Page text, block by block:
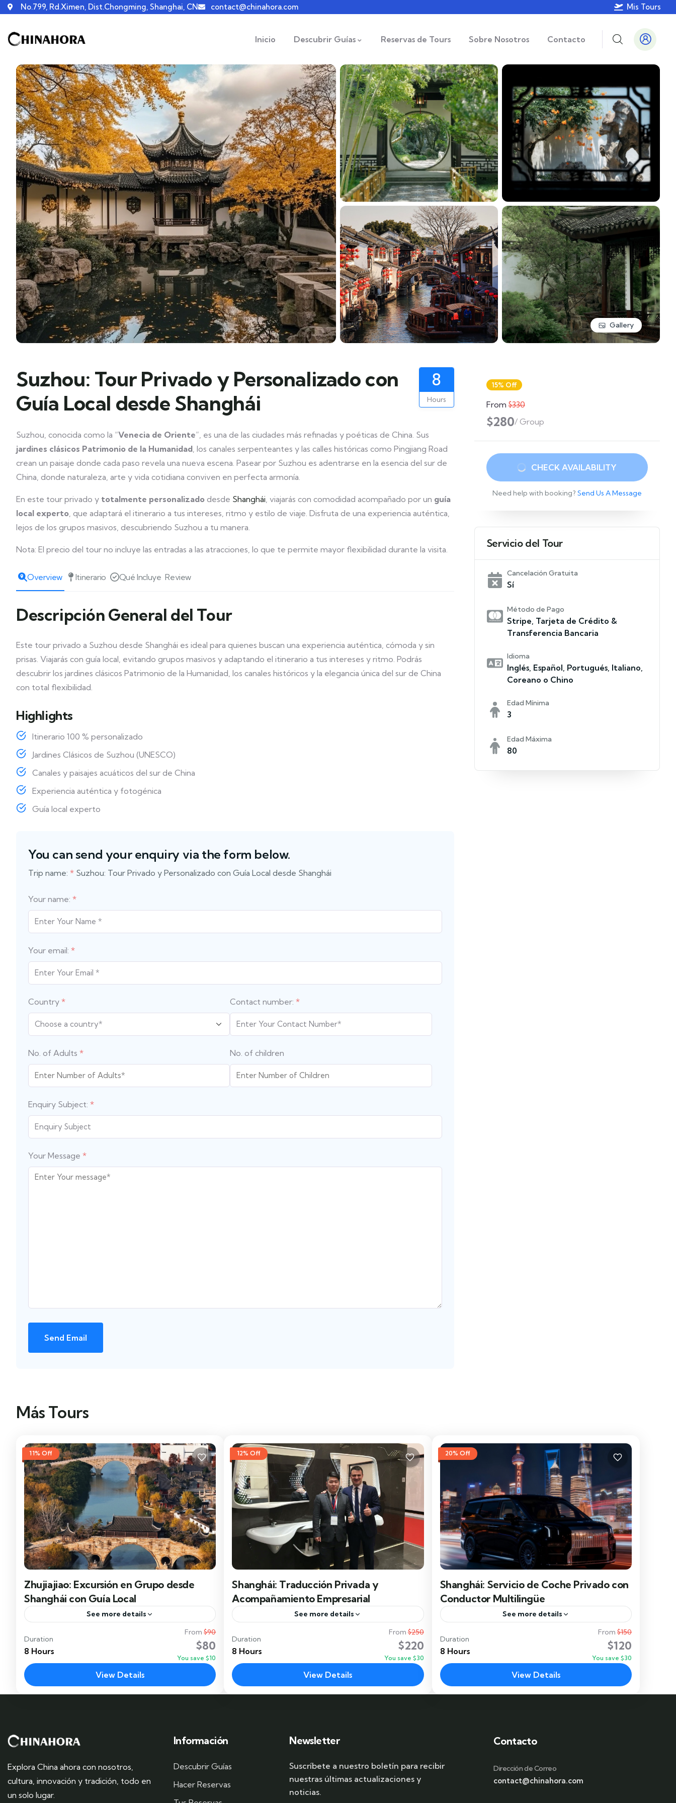
No.799, Rd.Ximen, Dist.Chongming, Shanghai, CN contact@chinahora.com Mis Tours
Inicio Descubrir Guías Reservas de Tours Sobre Nosotros Contacto
Gallery
Suzhou: Tour Privado y Personalizado con
Guía Local desde Shanghái
8
Hours
Suzhou, conocida como la “Venecia de Oriente”, es una de las ciudades más refinadas y poéticas de China. Sus
jardines clásicos Patrimonio de la Humanidad , los canales serpenteantes y las calles históricas como Pingjiang Road
crean un paisaje donde cada paso revela una nueva escena. Pasear por Suzhou es adentrarse en la esencia del sur de
China, donde naturaleza, arte y vida cotidiana conviven en perfecta armonía.
En este tour privado y totalmente personalizado desde Shanghái , viajarás con comodidad acompañado por un guía
local experto , que adaptará el itinerario a tus intereses, ritmo y estilo de viaje. Disfruta de una experiencia auténtica,
lejos de los grupos masivos, descubriendo Suzhou a tu manera.
Nota: El precio del tour no incluye las entradas a las atracciones, lo que te permite mayor flexibilidad durante la visita.
Overview Itinerario Qué Incluye Review
Descripción General del Tour
Este tour privado a Suzhou desde Shanghái es ideal para quienes buscan una experiencia auténtica, cómoda y sin
prisas. Viajarás con guía local, evitando grupos masivos y adaptando el itinerario a tus intereses y ritmo. Podrás
descubrir los jardines clásicos Patrimonio de la Humanidad, los canales históricos y la elegancia única del sur de China
con total flexibilidad.
Highlights
Itinerario 100 % personalizado
Jardines Clásicos de Suzhou (UNESCO)
Canales y paisajes acuáticos del sur de China
Experiencia auténtica y fotogénica
Guía local experto
You can send your enquiry via the form below.
Trip name: * Suzhou: Tour Privado y Personalizado con Guía Local desde Shanghái
Your name: *
Your email: *
Country * Contact number:*
No. of Adults * No. of children
Enquiry Subject: *
Your Message *
Send Email
15% Off
From $330
$280/ Group
CHECK AVAILABILITY
Need help with booking? Send Us A Message
Servicio del Tour
Cancelación Gratuita
Sí
Método de Pago
Stripe, Tarjeta de Crédito &
Transferencia Bancaria
Idioma
Inglés, Español, Portugués, Italiano,
Coreano o Chino
Edad Mínima
3
Edad Máxima
80
Más Tours
11% Off
Zhujiajiao: Excursión en Grupo desde
Shanghái con Guía Local
See more details
Descubre Zhujiajiao, uno de los pueblos acuáticos
más antiguos y mejor conservados de China,
situado a poca distancia de Shanghái. Este
encantador destino te invita...
Duration
8 Hours
From$90
$80
You save $10
View Details
12% Off
Shanghái: Traducción Privada y
Acompañamiento Empresarial
See more details
Shanghái no solo es la ciudad más grande de
China, sino también su motor comercial más
potente. Aquí se concentran miles de empresas
Duration
8 Hours
From$250
$220
You save $30
View Details
20% Off
Shanghái: Servicio de Coche Privado con
Conductor Multilingüe
See more details
Descubre Shanghái, la vibrante “Ciudad Mágica”
de Oriente, con total comodidad y libertad
gracias a este servicio de coche privado con
conductor multilingüe. Desde la...
Duration
8 Hours
From $150
$120
You save $30
View Details
Explora China ahora con nosotros,
cultura, innovación y tradición, todo en
un solo lugar.
Información
Descubrir Guías
Hacer Reservas
Newsletter
Suscríbete a nuestro boletín para recibir
nuestras últimas actualizaciones y
noticias.
Contacto
Dirección de Correo
contact@chinahora.com